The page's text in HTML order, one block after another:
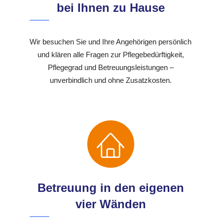
bei Ihnen zu Hause
Wir besuchen Sie und Ihre Angehörigen persönlich
und klären alle Fragen zur Pflegebedürftigkeit,
Pflegegrad und Betreuungsleistungen –
unverbindlich und ohne Zusatzkosten.
Betreuung in den eigenen
vier Wänden